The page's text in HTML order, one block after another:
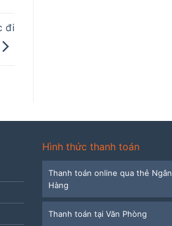
đi
Hình thức thanh toán
Thanh toán online qua thẻ Ngân
Hàng
Thanh toán tại Văn Phòng